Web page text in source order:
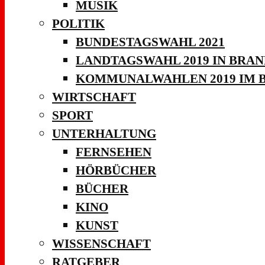
MUSIK
POLITIK
BUNDESTAGSWAHL 2021
LANDTAGSWAHL 2019 IN
KOMMUNALWAHLEN 2019 IM
WIRTSCHAFT
SPORT
UNTERHALTUNG
FERNSEHEN
HÖRBÜCHER
BÜCHER
KINO
KUNST
WISSENSCHAFT
RATGEBER